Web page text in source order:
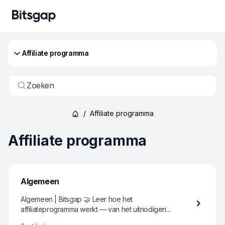
Affiliate programma
Zoeken
/ Affiliate programma
Affiliate programma
Algemeen
Algemeen | Bitsgap 🤝 Leer hoe het
affiliateprogramma werkt — van het uitnodigen...